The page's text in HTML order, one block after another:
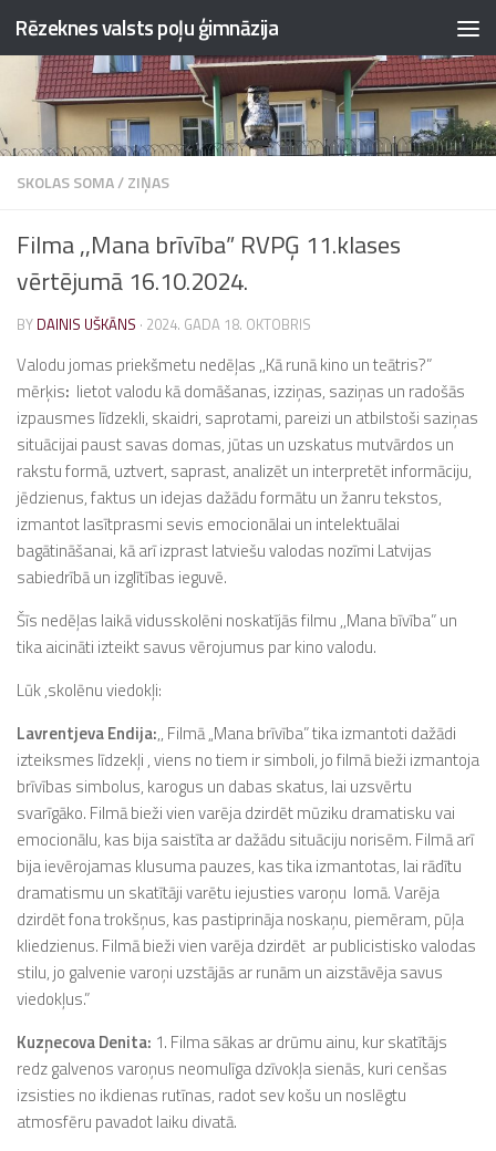
Skip to content
Rēzeknes valsts poļu ģimnāzija
SKOLAS SOMA/ZIŅAS
Filma ,,Mana brīvība” RVPĢ 11.klases
vērtējumā 16.10.2024.
BY DAINIS UŠKĀNS · 2024. GADA 18. OKTOBRIS
Valodu jomas priekšmetu nedēļas ,,Kā runā kino un teātris?”
mērķis: lietot valodu kā domāšanas, izziņas, saziņas un radošās
izpausmes līdzekli, skaidri, saprotami, pareizi un atbilstoši saziņas
situācijai paust savas domas, jūtas un uzskatus mutvārdos un
rakstu formā, uztvert, saprast, analizēt un interpretēt informāciju,
jēdzienus, faktus un idejas dažādu formātu un žanru tekstos,
izmantot lasītprasmi sevis emocionālai un intelektuālai
bagātināšanai, kā arī izprast latviešu valodas nozīmi Latvijas
sabiedrībā un izglītības ieguvē.
Šīs nedēļas laikā vidusskolēni noskatījās filmu ,,Mana bīvība” un
tika aicināti izteikt savus vērojumus par kino valodu.
Lūk ,skolēnu viedokļi:
Lavrentjeva Endija:,, Filmā „Mana brīvība” tika izmantoti dažādi
izteiksmes līdzekļi , viens no tiem ir simboli, jo filmā bieži izmantoja
brīvības simbolus, karogus un dabas skatus, lai uzsvērtu
svarīgāko. Filmā bieži vien varēja dzirdēt mūziku dramatisku vai
emocionālu, kas bija saistīta ar dažādu situāciju norisēm. Filmā arī
bija ievērojamas klusuma pauzes, kas tika izmantotas, lai rādītu
dramatismu un skatītāji varētu iejusties varoņu lomā. Varēja
dzirdēt fona trokšņus, kas pastiprināja noskaņu, piemēram, pūļa
kliedzienus. Filmā bieži vien varēja dzirdēt ar publicistisko valodas
stilu, jo galvenie varoņi uzstājās ar runām un aizstāvēja savus
viedokļus.”
Kuzņecova Denita: 1. Filma sākas ar drūmu ainu, kur skatītājs
redz galvenos varoņus neomulīga dzīvokļa sienās, kuri cenšas
izsisties no ikdienas rutīnas, radot sev košu un noslēgtu
atmosfēru pavadot laiku divatā.